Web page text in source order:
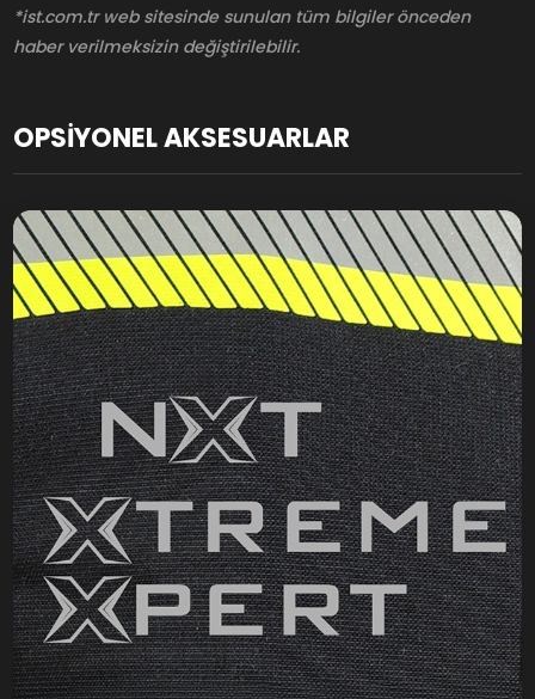
*ist.com.tr web sitesinde sunulan tüm bilgiler önceden
haber verilmeksizin değiştirilebilir.
OPSİYONEL AKSESUARLAR